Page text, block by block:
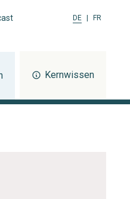
DE FR
Kernwissen